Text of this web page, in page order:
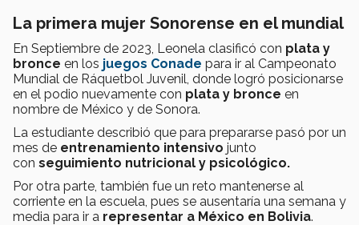
La primera mujer Sonorense en el mundial
En Septiembre de 2023, Leonela clasificó con plata y
bronce en los juegos Conade para ir al Campeonato
Mundial de Ráquetbol Juvenil, donde logró posicionarse
en el podio nuevamente con plata y bronce en
nombre de México y de Sonora.
La estudiante describió que para prepararse pasó por un
mes de entrenamiento intensivo junto
con seguimiento nutricional y psicológico.
Por otra parte, también fue un reto mantenerse al
corriente en la escuela, pues se ausentaría una semana y
media para ir a representar a México en Bolivia.